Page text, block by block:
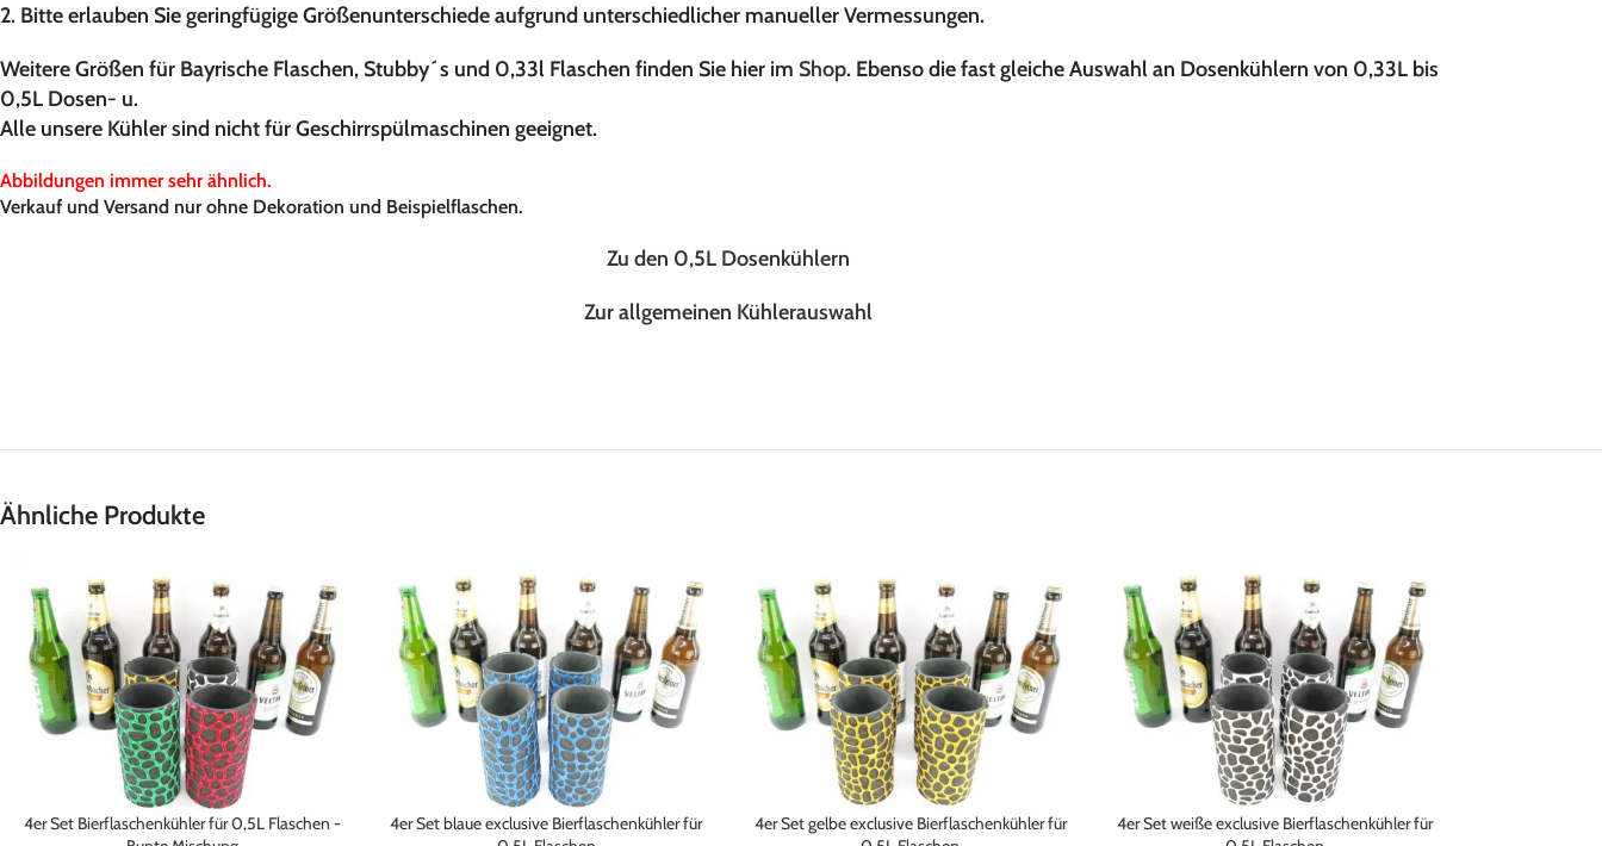
2. Bitte erlauben Sie geringfügige Größenunterschiede aufgrund unterschiedlicher manueller Vermessungen.
Weitere Größen für Bayrische Flaschen, Stubby´s und 0,33l Flaschen finden Sie hier im Shop. Ebenso die fast gleiche Auswahl an Dosenkühlern von 0,33L bis
0,5L Dosen- u.
Alle unsere Kühler sind nicht für Geschirrspülmaschinen geeignet.
Abbildungen immer sehr ähnlich.
Verkauf und Versand nur ohne Dekoration und Beispielflaschen.
Zu den 0,5L Dosenkühlern
Zur allgemeinen Kühlerauswahl
Ähnliche Produkte
4er Set Bierflaschenkühler für 0,5L Flaschen -
4er Set blaue exclusive Bierflaschenkühler für
4er Set gelbe exclusive Bierflaschenkühler für
4er Set weiße exclusive Bierflaschenkühler für